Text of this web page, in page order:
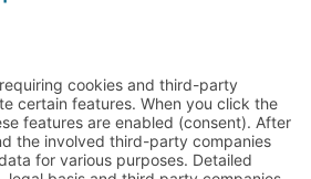
cookies and third-party
certain features. When you click the